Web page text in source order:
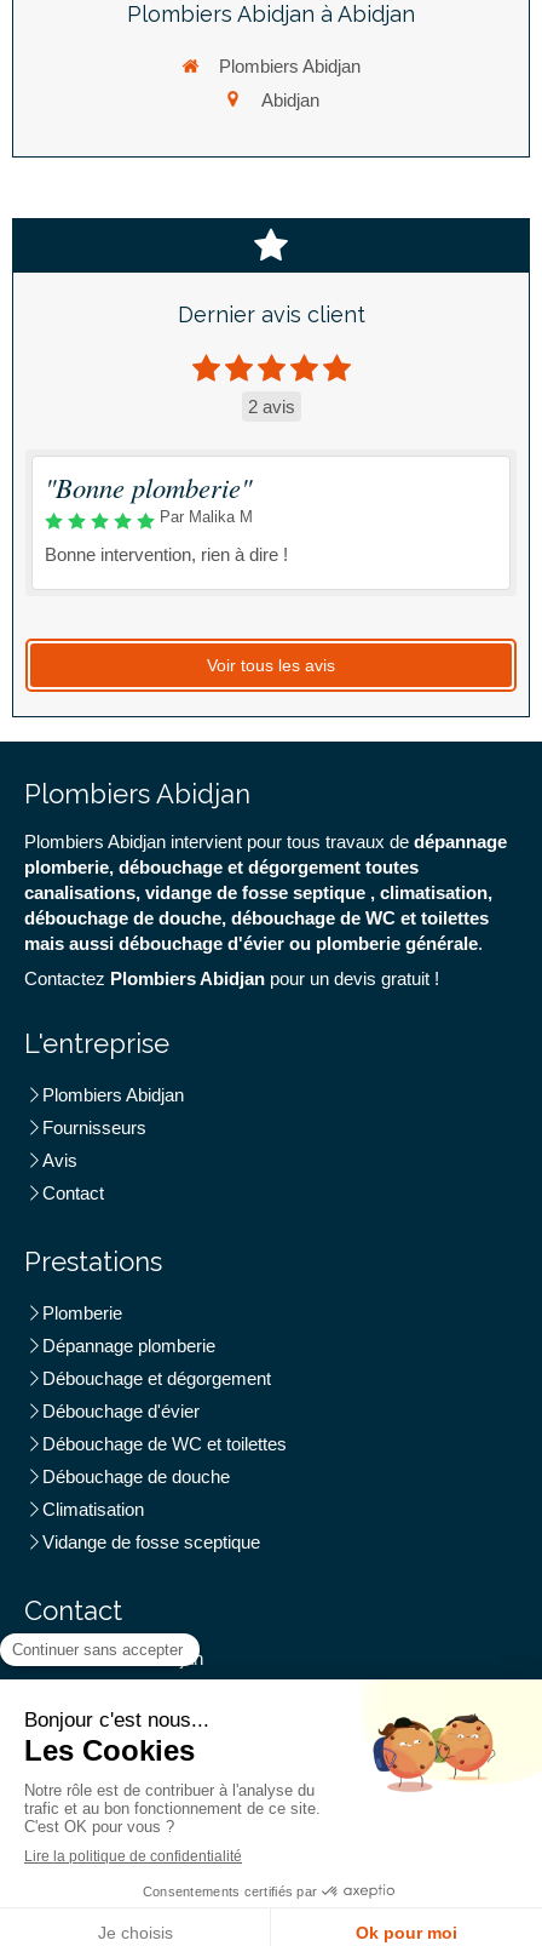
Plombiers Abidjan à Abidjan
Plombiers Abidjan
Abidjan
Dernier avis client
2 avis
"Bonne plomberie"
Par Malika M
Bonne intervention, rien à dire !
Voir tous les avis
Plombiers Abidjan
Plombiers Abidjan intervient pour tous travaux de dépannage
plomberie, débouchage et dégorgement toutes
canalisations, vidange de fosse septique , climatisation,
débouchage de douche, débouchage de WC et toilettes
mais aussi débouchage d'évier ou plomberie générale.
Contactez Plombiers Abidjan pour un devis gratuit !
L'entreprise
Plombiers Abidjan
Fournisseurs
Avis
Contact
Prestations
Plomberie
Dépannage plomberie
Débouchage et dégorgement
Débouchage d'évier
Débouchage de WC et toilettes
Débouchage de douche
Climatisation
Vidange de fosse sceptique
Contact
Plombiers Abidjan
Demander un devis
©2018 Plombiers Abidjan - Plomberie - Chauffage
Plan du site